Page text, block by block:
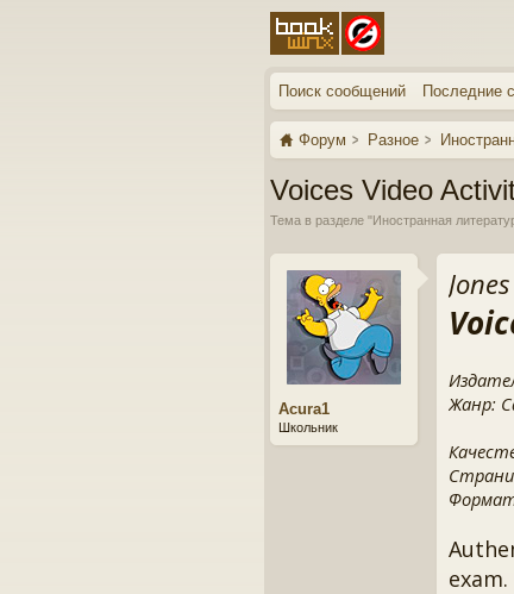
Поиск сообщений Последние
Форум Разное
Voices Video
Тема в разделе "Иностранная
Acura1
Школьник
Jones
Жанр:
exam.